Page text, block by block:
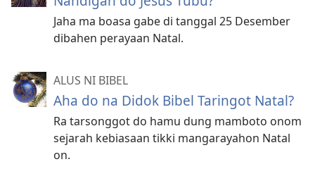
Jaha ma boasa gabe di tanggal 25 Desember
dibahen perayaan Natal.
ALUS NI BIBEL
Aha do na Didok Bibel Taringot Natal?
Ra tarsonggot do hamu dung mamboto onom
sejarah kebiasaan tikki mangarayahon Natal
on.